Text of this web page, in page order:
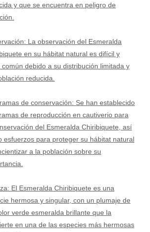
y que se encuentra en peligro de
La observación del Esmeralda
en su hábitat natural es difícil y
común debido a su distribución limitada y
reducida.
de conservación: Se han establecido
de reproducción en cautiverio para
del Esmeralda Chiribiquete, así
esfuerzos para proteger su hábitat natural
a la población sobre su
El Esmeralda Chiribiquete es una
hermosa y singular, con un plumaje de
verde esmeralda brillante que la
en una de las especies más hermosas